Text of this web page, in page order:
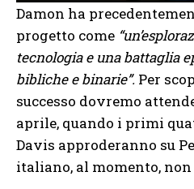
Damon ha
progetto come
tecnologia e una battaglia
bibliche e binarie”. Per
successo dovremo
aprile, quando i primi
Davis approderanno su
italiano, al momento, non